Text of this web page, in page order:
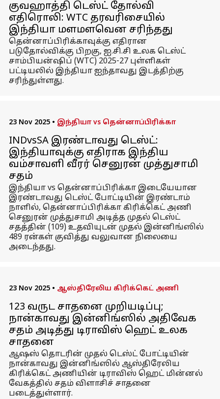
குவஹாத்தி டெஸ்ட் தோல்வி
எதிரொலி: WTC தரவரிசையில்
இந்தியா மளமளவென சரிந்தது
தென்னாப்பிரிக்காவுக்கு எதிரான
படுதோல்விக்கு பிறகு, ஐ.சி.சி உலக டெஸ்ட்
சாம்பியன்ஷிப் (WTC) 2025-27 புள்ளிகள்
பட்டியலில் இந்தியா ஐந்தாவது இடத்திற்கு
சரிந்துள்ளது.
23 Nov 2025 • இந்தியா vs தென்னாப்பிரிக்கா
INDvsSA இரண்டாவது டெஸ்ட்:
இந்தியாவுக்கு எதிராக இந்திய
வம்சாவளி வீரர் செனுரன் முத்துசாமி
சதம்
இந்தியா vs தென்னாப்பிரிக்கா இடையேயான
இரண்டாவது டெஸ்ட் போட்டியின் இரண்டாம்
நாளில், தென்னாப்பிரிக்கா கிரிக்கெட் அணி
செனுரன் முத்துசாமி அடித்த முதல் டெஸ்ட்
சதத்தின் (109) உதவியுடன் முதல் இன்னிங்ஸில்
489 ரன்கள் குவித்து வலுவான நிலையை
அடைந்தது.
23 Nov 2025 • ஆஸ்திரேலிய கிரிக்கெட் அணி
123 வருட சாதனை முறியடிப்பு;
நான்காவது இன்னிங்ஸில் அதிவேக
சதம் அடித்து டிராவிஸ் ஹெட் உலக
சாதனை
ஆஷஸ் தொடரின் முதல் டெஸ்ட் போட்டியின்
நான்காவது இன்னிங்ஸில் ஆஸ்திரேலிய
கிரிக்கெட் அணியின் டிராவிஸ் ஹெட் மின்னல்
வேகத்தில் சதம் விளாசிச் சாதனை
படைத்துள்ளார்.